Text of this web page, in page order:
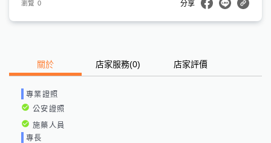
瀏覽 0 分享
關於 店家服務(0) 店家評價
專業證照
公安證照
施藥人員
專長